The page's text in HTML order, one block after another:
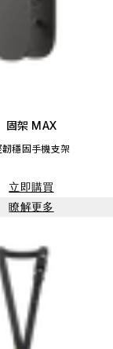
固架 MAX
韌穩固手機支架
立即購買
瞭解更多